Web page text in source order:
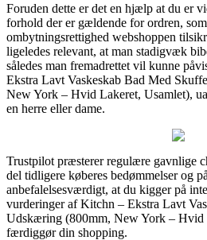
Foruden dette er det en hjælp at du er
forhold der er gældende for ordren,
ombytningsrettighed webshoppen
ligeledes relevant, at man stadigvæk
således man fremadrettet vil kunne
Ekstra Lavt Vaskeskab Bad Med
New York – Hvid Lakeret, Usamlet),
en herre eller dame.
Trustpilot præsterer regulære gavnlige
del tidligere køberes bedømmelser og
anbefalelsesværdigt, at du kigger på
vurderinger af Kitchn – Ekstra Lavt
Udskæring (800mm, New York – Hvid
færdiggør din shopping.